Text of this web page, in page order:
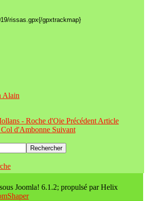
rissas.gpx{/gpxtrackmap}
Alain
- Roche d'Oie Précédent Article
Col d'Ambonne Suivant
Rechercher
Joomla! 6.1.2; propulsé par Helix